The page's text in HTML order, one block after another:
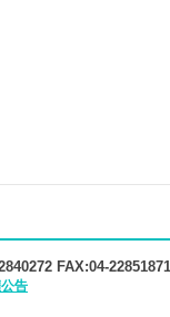
FAX:04-22851871
告